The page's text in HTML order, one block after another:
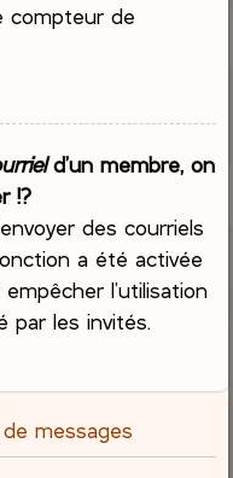
compteur de
d’un membre, on
!?
des courriels
a été activée
l’utilisation
par les invités.
messages